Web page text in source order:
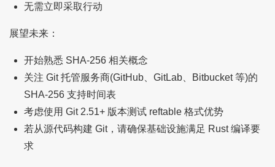
无需立即采取行动
展望未来：
开始熟悉 SHA-256 相关概念
关注 Git 托管服务商(GitHub、GitLab、Bitbucket 等)的
SHA-256 支持时间表
考虑使用 Git 2.51+ 版本测试 reftable 格式优势
若从源代码构建 Git，请确保基础设施满足 Rust 编译要
求